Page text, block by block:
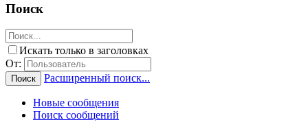
Поиск
Искать только в заголовках
От:
Поиск Расширенный поиск...
Новые сообщения
Поиск сообщений